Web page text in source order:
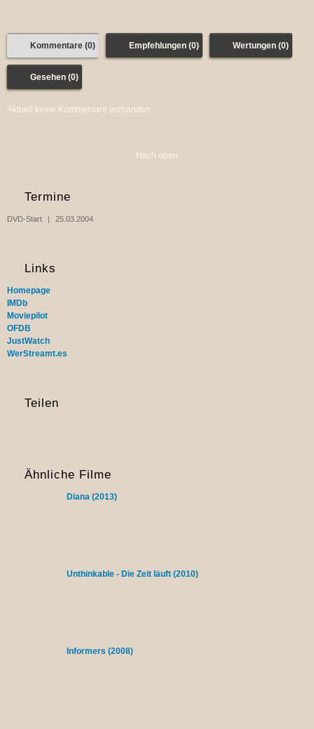
Kommentare (0) Empfehlungen (0) Wertungen (0)
Gesehen (0)
Aktuell keine Kommentare vorhanden.
Nach oben
Termine
DVD-Start 25.03.2004
Links
Homepage
IMDb
Moviepilot
OFDB
JustWatch
WerStreamt.es
Teilen
Ähnliche Filme
Diana (2013)
Unthinkable - Die Zeit läuft (2010)
Informers (2008)